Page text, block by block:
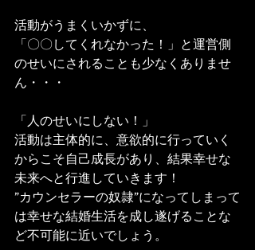
活動がうまくいかずに、
「〇〇してくれなかった！」と運営側
のせいにされることも少なくありませ
ん・・・
「人のせいにしない！」
活動は主体的に、意欲的に行っていく
からこそ自己成長があり、結果幸せな
未来へと行進していきます！
”カウンセラーの奴隷”になってしまって
は幸せな結婚生活を成し遂げることな
ど不可能に近いでしょう。